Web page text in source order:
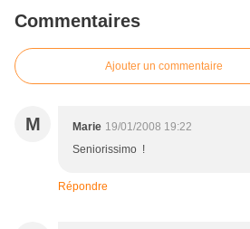
Commentaires
Ajouter un commentaire
M Marie 19/01/2008 19:22
Seniorissimo !
Répondre